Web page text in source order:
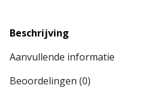
Beschrijving
Aanvullende informatie
Beoordelingen (0)